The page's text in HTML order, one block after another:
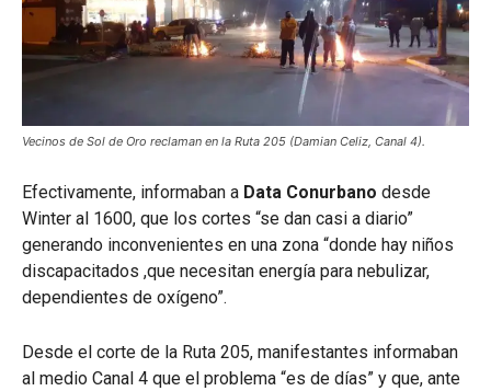
Vecinos de Sol de Oro reclaman en la Ruta 205 (Damian Celiz, Canal 4).
Efectivamente, informaban a Data Conurbano desde
Winter al 1600, que los cortes “se dan casi a diario”
generando inconvenientes en una zona “donde hay niños
discapacitados ,que necesitan energía para nebulizar,
dependientes de oxígeno”.
Desde el corte de la Ruta 205, manifestantes informaban
al medio Canal 4 que el problema “es de días” y que, ante